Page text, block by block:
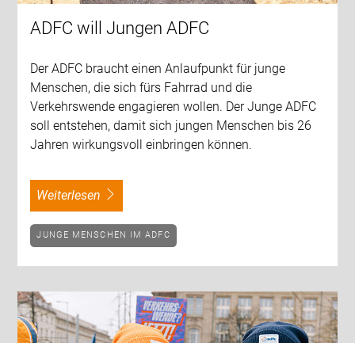
ADFC will Jungen ADFC
Der ADFC braucht einen Anlaufpunkt für junge
Menschen, die sich fürs Fahrrad und die
Verkehrswende engagieren wollen. Der Junge ADFC
soll entstehen, damit sich jungen Menschen bis 26
Jahren wirkungsvoll einbringen können.
weiterlesen
JUNGE MENSCHEN IM ADFC